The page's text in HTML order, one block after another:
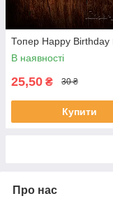
Топер Happy
В наявності
25,50 ₴ 30 ₴
Купити
Про нас